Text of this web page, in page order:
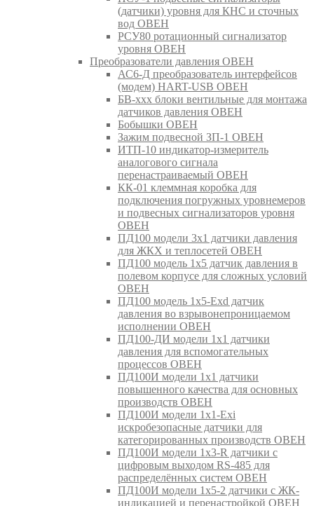
(датчики) уровня для КНС и сточных
вод ОВЕН
РСУ80 ротационный сигнализатор
уровня ОВЕН
Преобразователи давления ОВЕН
АС6-Д преобразователь интерфейсов
(модем) HART-USB ОВЕН
БВ-ххх блоки вентильные для монтажа
датчиков давления ОВЕН
Бобышки ОВЕН
Зажим подвесной ЗП-1 ОВЕН
ИТП-10 индикатор-измеритель
аналогового сигнала
перенастраиваемый ОВЕН
КК-01 клеммная коробка для
подключения погружных уровнемеров
и подвесных сигнализаторов уровня
ОВЕН
ПД100 модели 3х1 датчики давления
для ЖКХ и теплосетей ОВЕН
ПД100 модель 1х5 датчик давления в
полевом корпусе для сложных условий
ОВЕН
ПД100 модель 1х5-Exd датчик
давления во взрывонепроницаемом
исполнении ОВЕН
ПД100-ДИ модели 1х1 датчики
давления для вспомогательных
процессов ОВЕН
ПД100И модели 1х1 датчики
повышенного качества для основных
производств ОВЕН
ПД100И модели 1х1-Exi
искробезопасные датчики для
категорированных производств ОВЕН
ПД100И модели 1х3-R датчики с
цифровым выходом RS-485 для
распределённых систем ОВЕН
ПД100И модели 1х5-2 датчики с ЖК-
индикацией и перенастройкой ОВЕН